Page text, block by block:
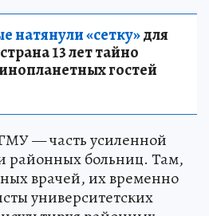
натянули «сетку»для
13 лет тайно
гостей
— часть усиленной
районных больниц. Там,
врачей, их временно
университетских